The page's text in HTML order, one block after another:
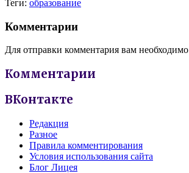
Теги: образование
Комментарии
Для отправки комментария вам необходимо
Комментарии
ВКонтакте
Редакция
Разное
Правила комментирования
Условия использования сайта
Блог Лицея